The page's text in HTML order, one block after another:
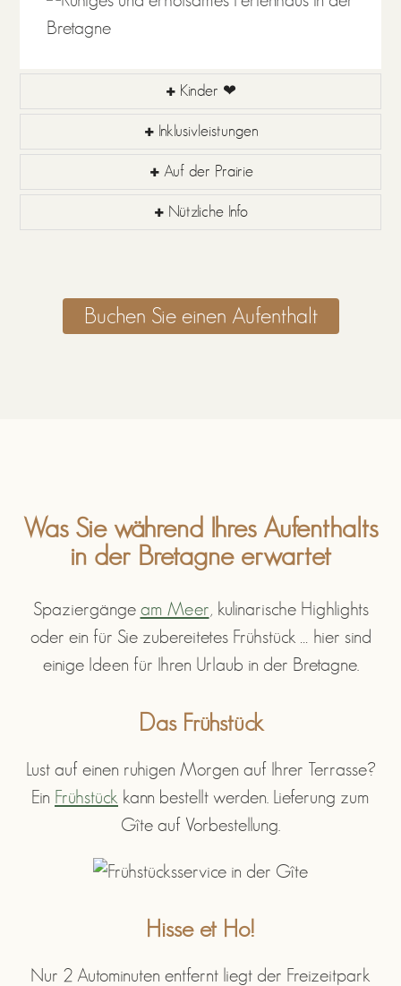
Kinder ❤
Inklusivleistungen
Auf der Prairie
Nützliche Info
Buchen Sie einen Aufenthalt
Was Sie während Ihres Aufenthalts
in der Bretagne erwartet
Spaziergänge am Meer, kulinarische Highlights
oder ein für Sie zubereitetes Frühstück … hier sind
einige Ideen für Ihren Urlaub in der Bretagne.
Das Frühstück
Lust auf einen ruhigen Morgen auf Ihrer Terrasse?
Ein Frühstück kann bestellt werden. Lieferung zum
Gîte auf Vorbestellung.
Hisse et Ho!
Nur 2 Autominuten entfernt liegt der Freizeitpark